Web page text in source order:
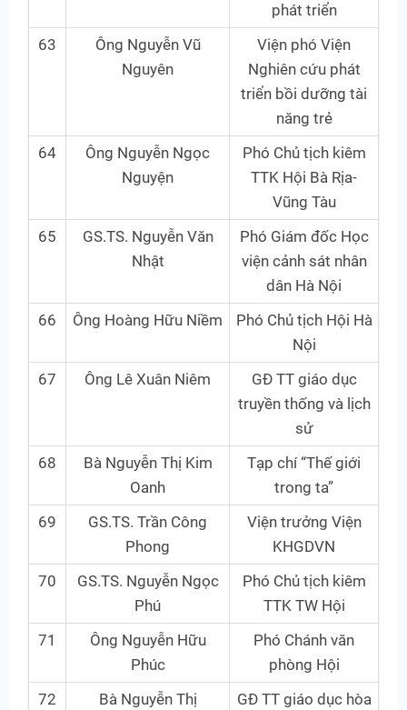
phát triển
63
Ông Nguyễn Vũ
Nguyên
Viện phó Viện
Nghiên cứu phát
triển bồi dưỡng tài
năng trẻ
64
Ông Nguyễn Ngọc
Nguyện
Phó Chủ tịch kiêm
TTK Hội Bà Rịa-
Vũng Tàu
65
GS.TS. Nguyễn Văn
Nhật
Phó Giám đốc Học
viện cảnh sát nhân
dân Hà Nội
66
Ông Hoàng Hữu Niềm
Phó Chủ tịch Hội Hà
Nội
67
Ông Lê Xuân Niêm
GĐ TT giáo dục
truyền thống và lịch
sử
68
Bà Nguyễn Thị Kim
Oanh
Tạp chí “Thế giới
trong ta”
69
GS.TS. Trần Công
Phong
Viện trưởng Viện
KHGDVN
70
GS.TS. Nguyễn Ngọc
Phú
Phó Chủ tịch kiêm
TTK TW Hội
71
Ông Nguyễn Hữu
Phúc
Phó Chánh văn
phòng Hội
72
Bà Nguyễn Thị
GĐ TT giáo dục hòa